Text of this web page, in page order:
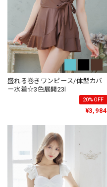
盛れる巻きワンピース/体型カバ
ー水着☆3色展開23l
20%OFF
¥3,984